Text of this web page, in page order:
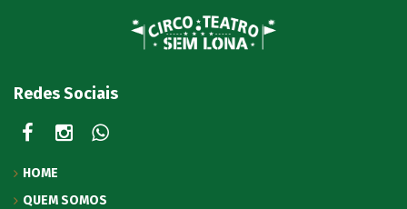
Redes Sociais
HOME
QUEM SOMOS